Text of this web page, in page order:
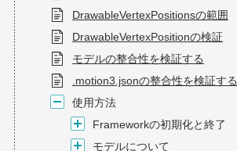
DrawableVertexPositionsの範囲
DrawableVertexPositionの検証
モデルの整合性を検証する
.motion3.jsonの整合性を検証する
使用方法
Frameworkの初期化と終了
モデルについて